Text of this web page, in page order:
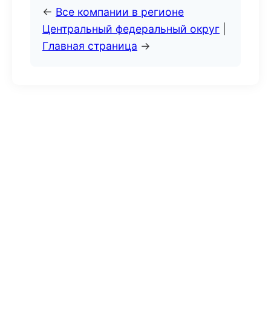
← Все компании в регионе
Центральный федеральный округ
Главная страница →